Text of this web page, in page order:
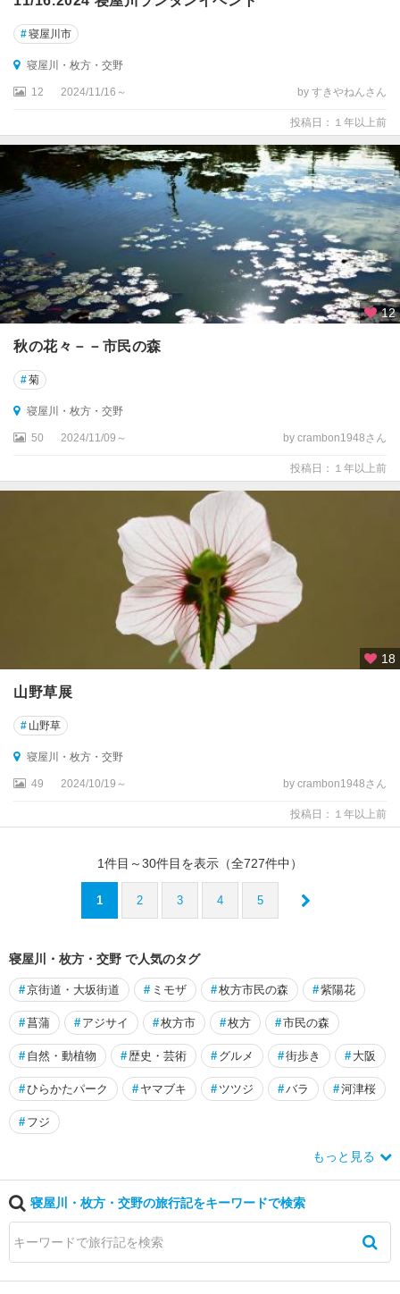
#寝屋川市
寝屋川・枚方・交野
12 2024/11/16～ by すきやねんさん
投稿日：１年以上前
12
秋の花々－－市民の森
#菊
寝屋川・枚方・交野
50 2024/11/09～ by crambon1948さん
投稿日：１年以上前
18
山野草展
# 山野草
寝屋川・枚方・交野
49 2024/10/19～ by crambon1948さん
投稿日：１年以上前
1件目～30件目を表示（全727件中）
1 2 3 4 5
寝屋川・枚方・交野 で人気のタグ
#京街道・大坂街道 # ミモザ #枚方市民の森 #紫陽花
#菖蒲 # アジサイ #枚方市 #枚方 #市民の森
# 自然・動植物 # 歴史・芸術 # グルメ #街歩き # 大阪
#ひらかたパーク # ヤマブキ # ツツジ #バラ #河津桜
# フジ
もっと見る
寝屋川・枚方・交野の旅行記をキーワードで検索